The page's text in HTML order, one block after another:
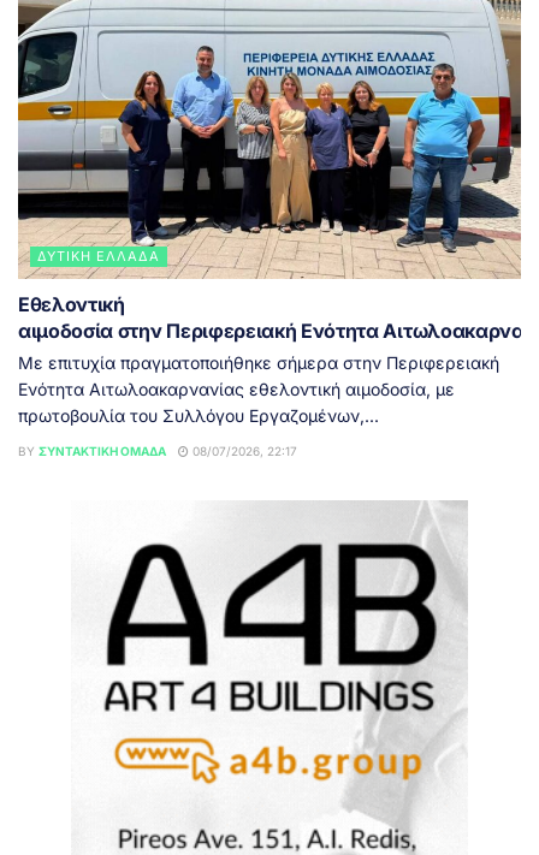
ΔΥΤΙΚΉ ΕΛΛΆΔΑ
Εθελοντική
αιμοδοσία στην Περιφερειακή Ενότητα
Με επιτυχία πραγματοποιήθηκε σήμερα στην Περιφερειακή
Ενότητα Αιτωλοακαρνανίας εθελοντική αιμοδοσία, με
πρωτοβουλία του Συλλόγου Εργαζομένων,...
BY ΣΥΝΤΑΚΤΙΚΉ ΟΜΆΔΑ 08/07/2026, 22:17